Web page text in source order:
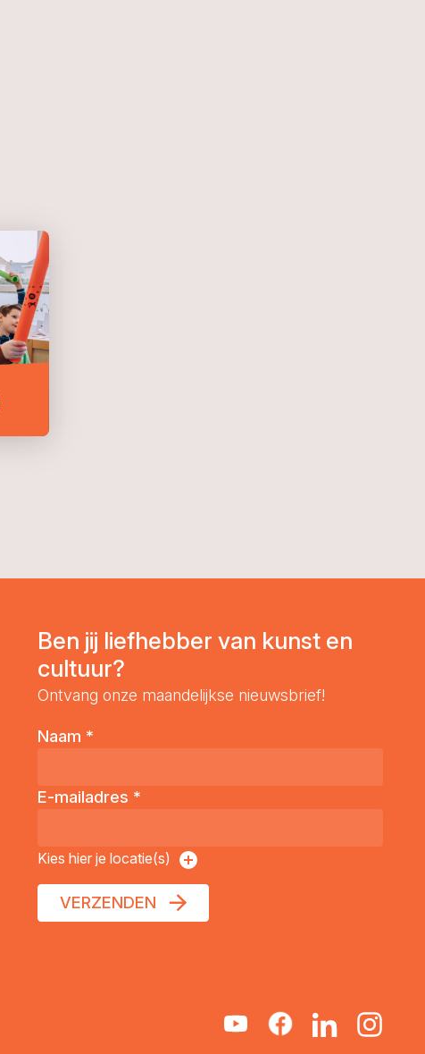
Ben jij liefhebber van kunst en
cultuur?
Ontvang onze maandelijkse nieuwsbrief!
Naam *
E-mailadres *
Kies hier je locatie(s)
VERZENDEN